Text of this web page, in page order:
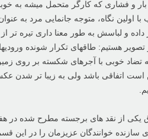
چه چیزی را به تصویر بکشید؟
عکس می گرفتم که اون آقا رفتن
را در قسمت نظرات، پایین همین صفحه،